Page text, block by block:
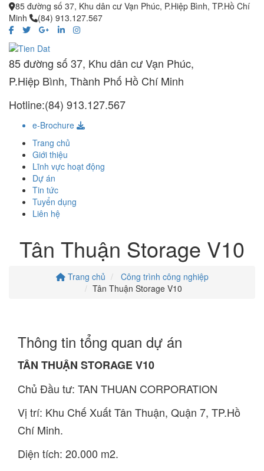
85 đường số 37, Khu dân cư Vạn Phúc, P.Hiệp Bình, TP.Hồ Chí
Minh
(84) 913.127.567
85 đường số 37, Khu dân cư Vạn Phúc,
P.Hiệp Bình, Thành Phố Hồ Chí Minh
Hotline:(84) 913.127.567
e-Brochure
Trang chủ
Giới thiệu
Lĩnh vực hoạt động
Dự án
Tin tức
Tuyển dụng
Liên hệ
Tân Thuận Storage V10
Trang chủ
Công trình công nghiệp
Tân Thuận Storage V10
Thông tin tổng quan dự án
TÂN THUẬN STORAGE V10
Chủ Đầu tư: TAN THUAN CORPORATION
Vị trí: Khu Chế Xuất Tân Thuận, Quận 7, TP.Hồ
Chí Minh.
Diện tích: 20.000 m2.